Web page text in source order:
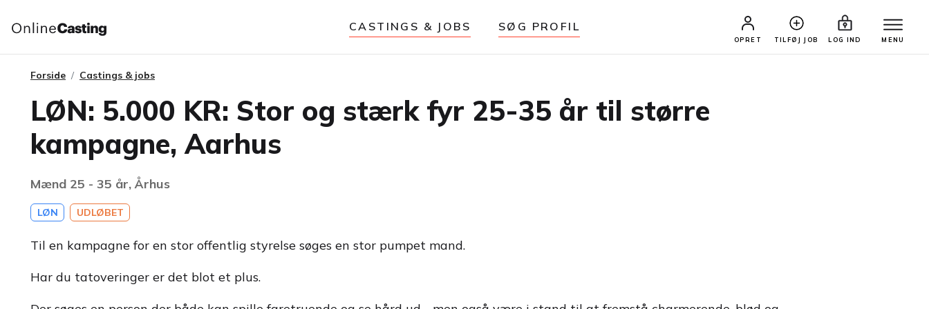
CASTINGS & JOBS SØG PROFIL
OPRET TILFØJ JOB LOG IND MENU
Forside Castings & jobs
LØN: 5.000 KR: Stor og stærk fyr 25-35 år til større
kampagne, Aarhus
Mænd 25 - 35 år, Århus
LØN UDLØBET
Til en kampagne for en stor offentlig styrelse søges en stor pumpet mand.
Har du tatoveringer er det blot et plus.